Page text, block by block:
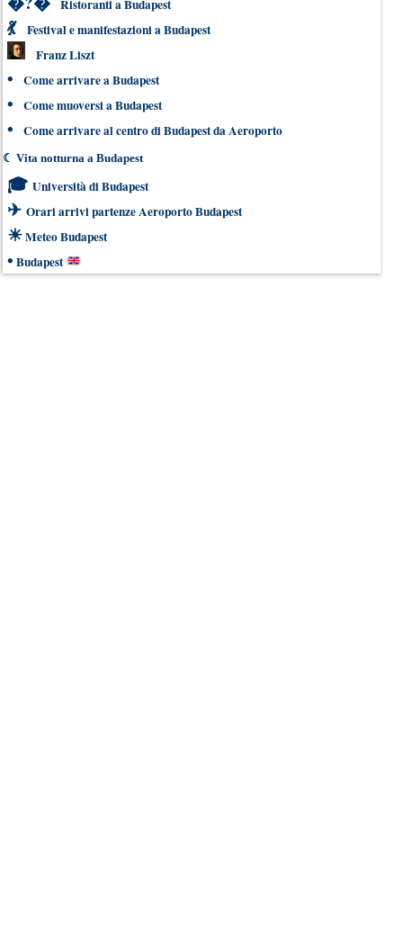
Ristoranti a Budapest
💃 Festival e manifestazioni a Budapest
Franz Liszt
• Come arrivare a Budapest
• Come muoversi a Budapest
• Come arrivare al centro di Budapest da Aeroporto
☾ Vita notturna a Budapest
🎓 Università di Budapest
✈ Orari arrivi partenze Aeroporto Budapest
☀Meteo Budapest
• Budapest